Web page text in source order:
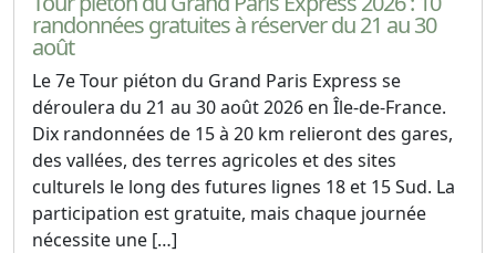
randonnées gratuites à réserver du 21 au 30
août
Le 7e Tour piéton du Grand Paris Express se
déroulera du 21 au 30 août 2026 en Île-de-France.
Dix randonnées de 15 à 20 km relieront des gares,
des vallées, des terres agricoles et des sites
culturels le long des futures lignes 18 et 15 Sud. La
participation est gratuite, mais chaque journée
nécessite une […]